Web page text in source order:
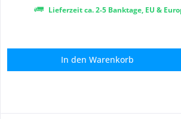
Lieferzeit ca. 2-5 Banktage, EU &
In den Warenkorb